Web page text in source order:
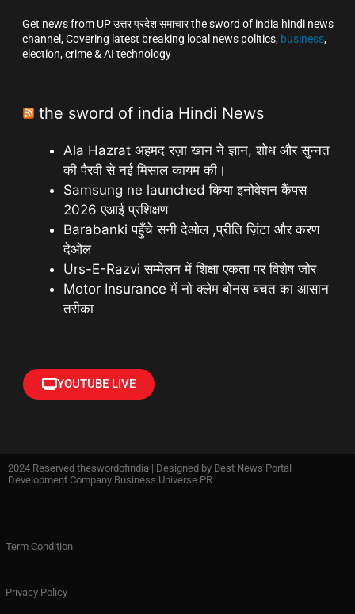
Get news from UP उत्तर प्रदेश समाचार the sword of india hindi news
channel, Covering latest breaking local news politics, business,
election, crime & AI technology
the sword of india Hindi News
Ala Hazrat अहमद रज़ा खान ने ज्ञान, शोध और सुन्नत
की पैरवी से नई मिसाल कायम की।
Samsung ne launched किया इनोवेशन कैंपस
2026 एआई प्रशिक्षण
Barabanki पहुँचे सनी देओल ,प्रीति ज़िंटा और करण
देओल
Urs-E-Razvi सम्मेलन में शिक्षा एकता पर विशेष जोर
Motor Insurance में नो क्लेम बोनस बचत का आसान
तरीका
YOUTUBE LIVE
2024 Reserved theswordofindia | Designed by Best News Portal
Development Company Business Universe PR
Term Condition
Privacy Policy